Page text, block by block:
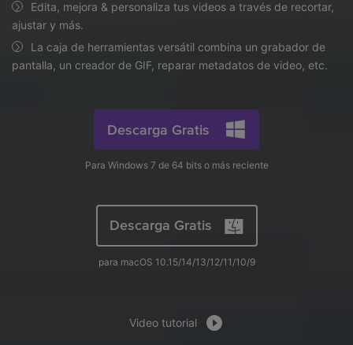
Video/Audio
Usuarios de Película
Usuarios de DVD
Video Tutorial
Especificaciones técnicas
compatibles con UniConverter.
Los productos y las actualizaciones más recientes.
Edita, mejora & personaliza tus videos a través de recortar,
ajustar y más.
La caja de herramientas versátil combina un grabador de
pantalla, un creador de GIF, reparar metadatos de video, etc.
Descarga Gratis
Para Windows 7 de 64 bits o más reciente
Descarga Gratis
para macOS 10.15/14/13/12/11/10/9
Video tutorial